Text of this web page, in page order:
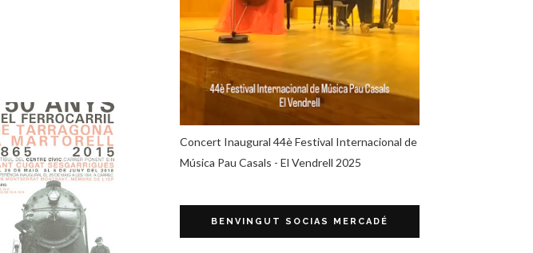
Concert Inaugural 44è Festival Internacional de
Música Pau Casals - El Vendrell 2025
BENVINGUT SOCIAS MERCADÉ